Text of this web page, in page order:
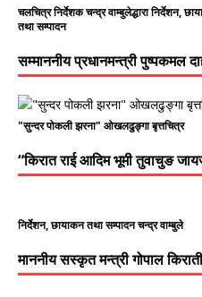
चलचित्र निर्देशक चन्द्र वाम्बुलेद्धारा निर्देशन,
तथा सम्पादन
सम्माननीय प्रधानमन्त्री पुष्पकमल
"सुन्दर पोकली झरना" ओखलढुङ्गा बृत्तचित्र
“किरात राई आदिम भूमी तुवाचुङ
निर्देशन, छायाकन तथा सम्पादन चन्द्र वाम्बुले
माननीय सस्कृत मन्त्री गोपाल